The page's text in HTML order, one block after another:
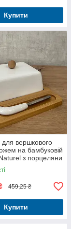
Купити
вершкового
на бамбуковій
Naturel з порцеляни
459,25 ₴
Купити